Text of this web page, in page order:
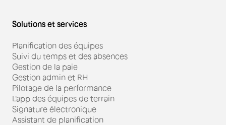
Solutions et services
Planification des équipes
Suivi du temps et des absences
Gestion de la paie
Gestion admin et RH
Pilotage de la performance
L'app des équipes de terrain
Signature électronique
Assistant de planification